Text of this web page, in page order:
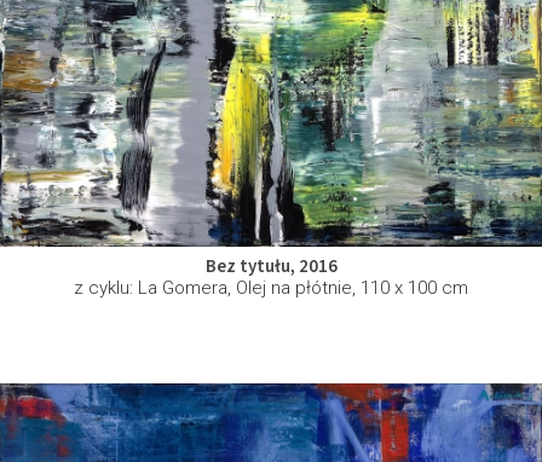
Bez tytułu, 2016
z cyklu: La Gomera, Olej na płótnie, 110 x 100 cm